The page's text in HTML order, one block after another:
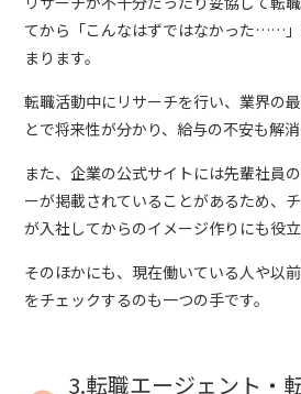
てから「こんなはずではなかった……
まります。
転職活動中にリサーチを行い、業界の
とで将来性が分かり、給与の不安も解消
また、企業の公式サイトには先輩社員
ーが掲載されていることがあるため、
が入社してからのイメージ作りにも役立
そのほかにも、現在働いている人や以
をチェックするのも一つの手です。
3.転職エージェント・